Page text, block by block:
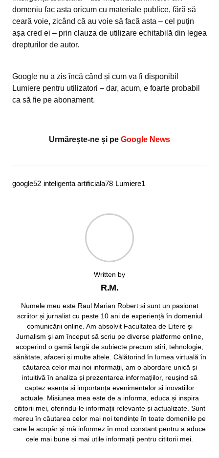
domeniu fac asta oricum cu materiale publice, fără să
ceară voie, zicând că au voie să facă asta – cel puțin
așa cred ei – prin clauza de utilizare echitabilă din legea
drepturilor de autor.
Google nu a zis încă când și cum va fi disponibil
Lumiere pentru utilizatori – dar, acum, e foarte probabil
ca să fie pe abonament.
Urmărește-ne și pe Google News
google52 inteligenta artificiala78 Lumiere1
Written by
R.M.
Numele meu este Raul Marian Robert și sunt un pasionat
scriitor și jurnalist cu peste 10 ani de experiență în domeniul
comunicării online. Am absolvit Facultatea de Litere și
Jurnalism și am început să scriu pe diverse platforme online,
acoperind o gamă largă de subiecte precum știri, tehnologie,
sănătate, afaceri și multe altele. Călătorind în lumea virtuală în
căutarea celor mai noi informații, am o abordare unică și
intuitivă în analiza și prezentarea informațiilor, reușind să
captez esența și importanța evenimentelor și inovațiilor
actuale. Misiunea mea este de a informa, educa și inspira
cititorii mei, oferindu-le informații relevante și actualizate. Sunt
mereu în căutarea celor mai noi tendințe în toate domeniile pe
care le acopăr și mă informez în mod constant pentru a aduce
cele mai bune și mai utile informații pentru cititorii mei.